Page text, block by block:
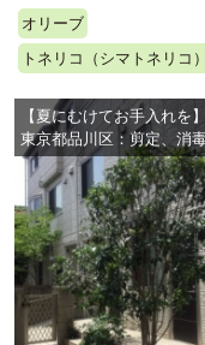
オリーブ
トネリコ（シマトネリコ）
【夏にむけてお手入れを】
東京都品川区：剪定、消